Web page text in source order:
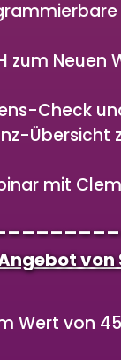
zum Neuen
Check
Übersicht
mit
Wert von